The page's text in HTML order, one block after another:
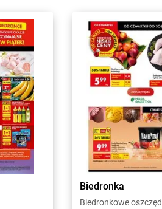
Biedronka
Biedronkowe